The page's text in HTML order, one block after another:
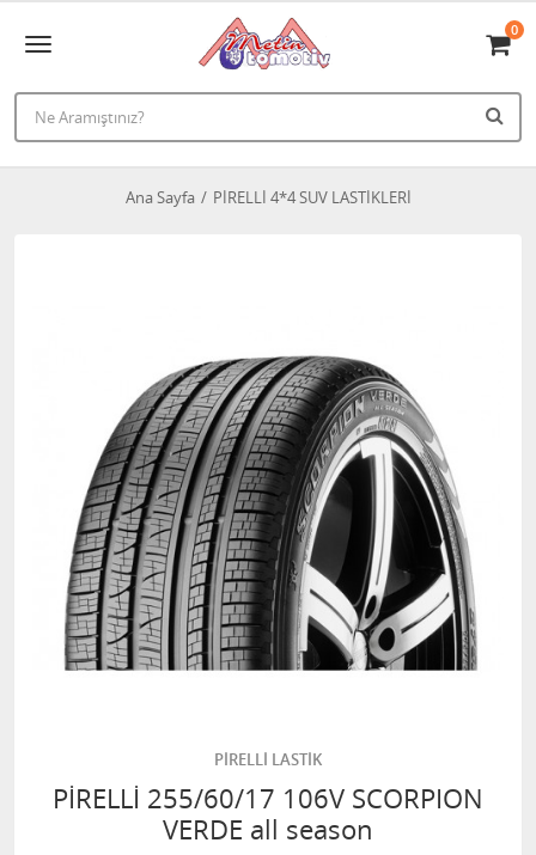
0
Ana Sayfa PİRELLİ 4*4 SUV LASTİKLERİ
PİRELLİ LASTİK
PİRELLİ 255/60/17 106V SCORPION
VERDE all season